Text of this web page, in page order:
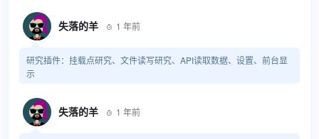
失落的羊  1 年前
研究插件：挂载点研究、文件读写研究、API读取数据、设置、前台显
示
失落的羊  1 年前